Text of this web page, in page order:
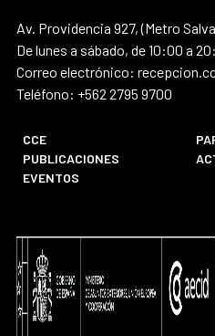
Av. Providencia 927, (Metro
De lunes a sábado, de 10:00 a
Correo electrónico:
Teléfono: +562 2795 9700
CCE
PUBLICACIONES
EVENTOS